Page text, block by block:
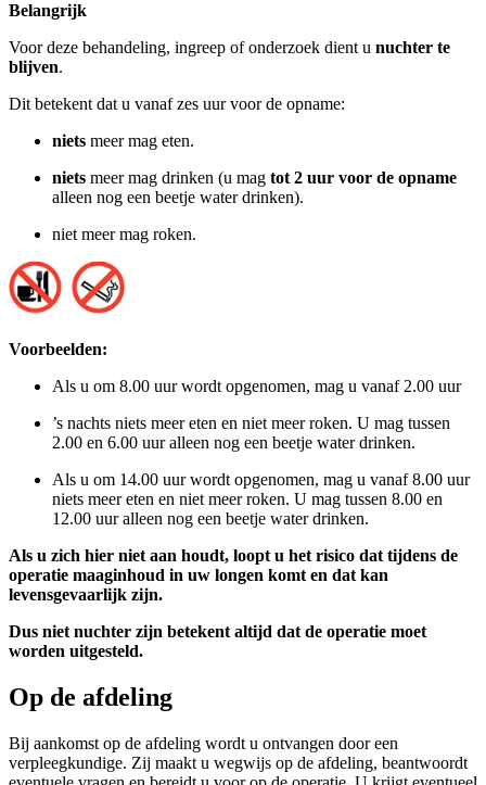
Belangrijk
Voor deze behandeling, ingreep of onderzoek dient u nuchter te
blijven.
Dit betekent dat u vanaf zes uur voor de opname:
niets meer mag eten.
niets meer mag drinken (u mag tot 2 uur voor de opname
alleen nog een beetje water drinken).
niet meer mag roken.
Voorbeelden:
Als u om 8.00 uur wordt opgenomen, mag u vanaf 2.00 uur
’s nachts niets meer eten en niet meer roken. U mag tussen
2.00 en 6.00 uur alleen nog een beetje water drinken.
Als u om 14.00 uur wordt opgenomen, mag u vanaf 8.00 uur
niets meer eten en niet meer roken. U mag tussen 8.00 en
12.00 uur alleen nog een beetje water drinken.
Als u zich hier niet aan houdt, loopt u het risico dat tijdens de
operatie maaginhoud in uw longen komt en dat kan
levensgevaarlijk zijn.
Dus niet nuchter zijn betekent altijd dat de operatie moet
worden uitgesteld.
Op de afdeling
Bij aankomst op de afdeling wordt u ontvangen door een
verpleegkundige. Zij maakt u wegwijs op de afdeling, beantwoordt